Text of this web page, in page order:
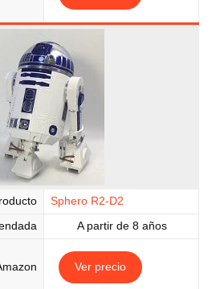
Sphero R2-D2
A partir de 8 años
Ver precio